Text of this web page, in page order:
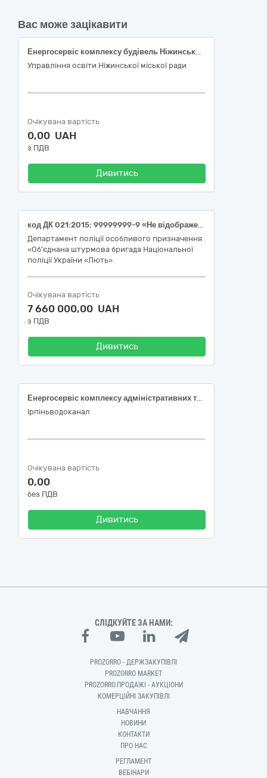
Вас може зацікавити
Енергосервіс комплексу будівель Ніжинської гімназії № 17
Управління освіти Ніжинської міської ради
Очікувана вартість
0,00 UAH
з ПДВ
Дивитись
код ДК 021:2015: 99999999-9 «Не відображене в інших розділах» імітаційні гранати та засоби
Департамент поліції особливого призначення
«Об'єднана штурмова бригада Національної
поліції України «Лють»
Очікувана вартість
7 660 000,00 UAH
з ПДВ
Дивитись
Енергосервіс комплексу адміністративних та виробничо-технічних споруд КП «ІРПІНЬВОДОКАНАЛ» (08205, Київська область, м.Ірпінь, вул. Соборна 1 А)
Ірпіньводоканал
Очікувана вартість
0,00
без ПДВ
Дивитись
СЛІДКУЙТЕ ЗА НАМИ:
PROZORRO - ДЕРЖЗАКУПІВЛІ
PROZORRO MARKET
PROZORRO.ПРОДАЖІ - АУКЦІОНИ
КОМЕРЦІЙНІ ЗАКУПІВЛІ
НАВЧАННЯ
НОВИНИ
КОНТАКТИ
ПРО НАС
РЕГЛАМЕНТ
ВЕБІНАРИ